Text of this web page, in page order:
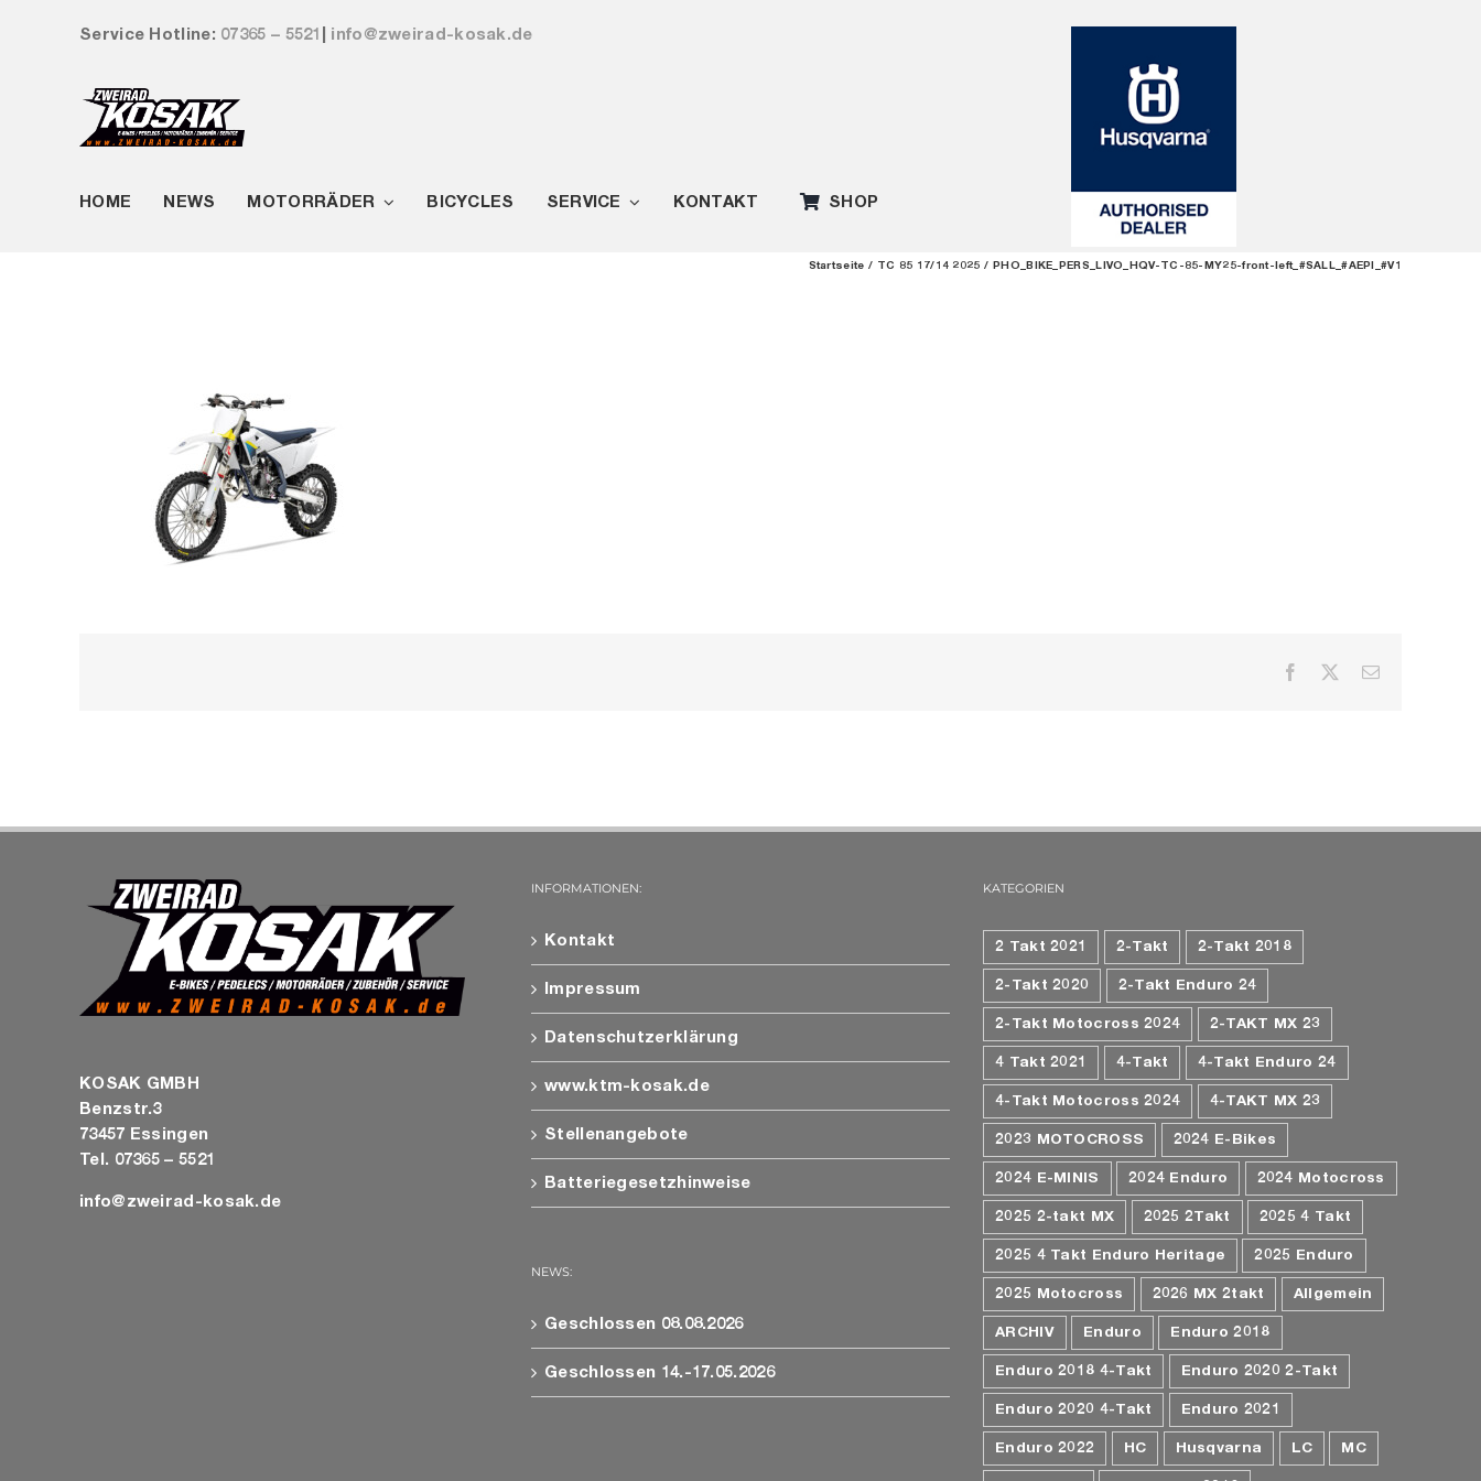
Service Hotline: 07365 – 5521 info@zweirad-kosak.de
HOME NEWS MOTORRÄDER BICYCLES SERVICE KONTAKT SHOP
Startseite TC 85 17/14 2025 PHO_BIKE_PERS_LIVO_HQV-TC-85-MY25-front-left_#SALL_#AEPI_#V1
Facebook E-
KOSAK GMBH
Benzstr.3
73457 Essingen
Tel. 07365 – 5521
info@zweirad-kosak.de
INFORMATIONEN:
Kontakt
Impressum
Datenschutzerklärung
www.ktm-kosak.de
Stellenangebote
Batteriegesetzhinweise
NEWS:
Geschlossen 08.08.2026
Geschlossen 14.-17.05.2026
KATEGORIEN
2 Takt 2021 2-Takt 2-Takt 2018
2-Takt 2020 2-Takt Enduro 24
2-Takt Motocross 2024 2-TAKT MX 23
4 Takt 2021 4-Takt 4-Takt Enduro 24
4-Takt Motocross 2024 4-TAKT MX 23
2023 MOTOCROSS 2024 E-Bikes
2024 E-MINIS 2024 Enduro 2024 Motocross
2025 2-takt MX 2025 2Takt 2025 4 Takt
2025 4 Takt Enduro Heritage 2025 Enduro
2025 Motocross 2026 MX 2takt Allgemein
ARCHIV Enduro Enduro 2018
Enduro 2018 4-Takt Enduro 2020 2-Takt
Enduro 2020 4-Takt Enduro 2021
Enduro 2022 HC Husqvarna LC MC